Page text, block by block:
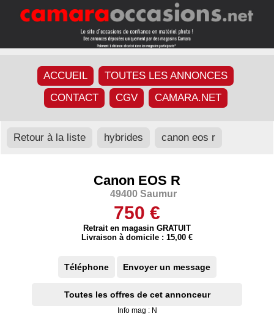
ACCUEIL
TOUTES LES ANNONCES
CONTACT
CGV CAMARA.NET
Retour à la liste hybrides canon eos r
Canon EOS R
49400 Saumur
750 €
Retrait en magasin GRATUIT
Livraison à domicile : 15,00 €
Téléphone Envoyer un message
Toutes les offres de cet annonceur
Info mag : N